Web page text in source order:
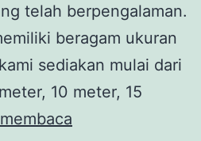
telah berpengalaman.
beragam ukuran
sediakan mulai dari
10 meter, 15